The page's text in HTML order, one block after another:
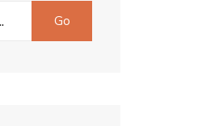
Go